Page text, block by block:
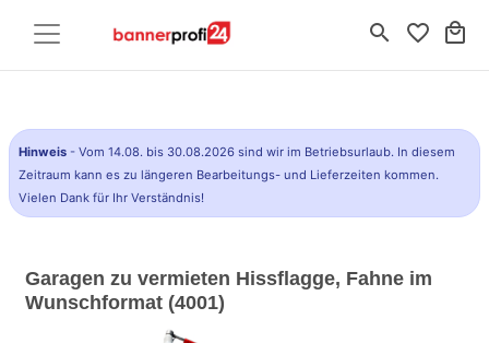
search favorite_border local_mall
Hinweis - Vom 14.08. bis 30.08.2026 sind wir im Betriebsurlaub. In diesem
Zeitraum kann es zu längeren Bearbeitungs- und Lieferzeiten kommen.
Vielen Dank für Ihr Verständnis!
Garagen zu vermieten Hissflagge, Fahne im
Wunschformat (4001)